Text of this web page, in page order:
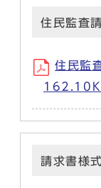
住民監査
住民監
請求書様式